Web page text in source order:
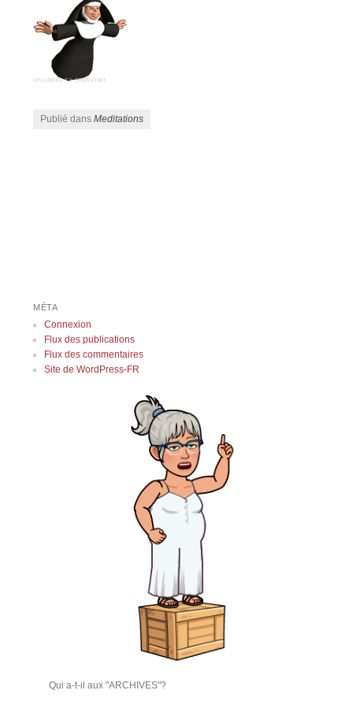
Publié dansMeditations
MÉTA
Connexion
Flux des publications
Flux des commentaires
Site de WordPress-FR
Qui a-t-il aux "ARCHIVES"?